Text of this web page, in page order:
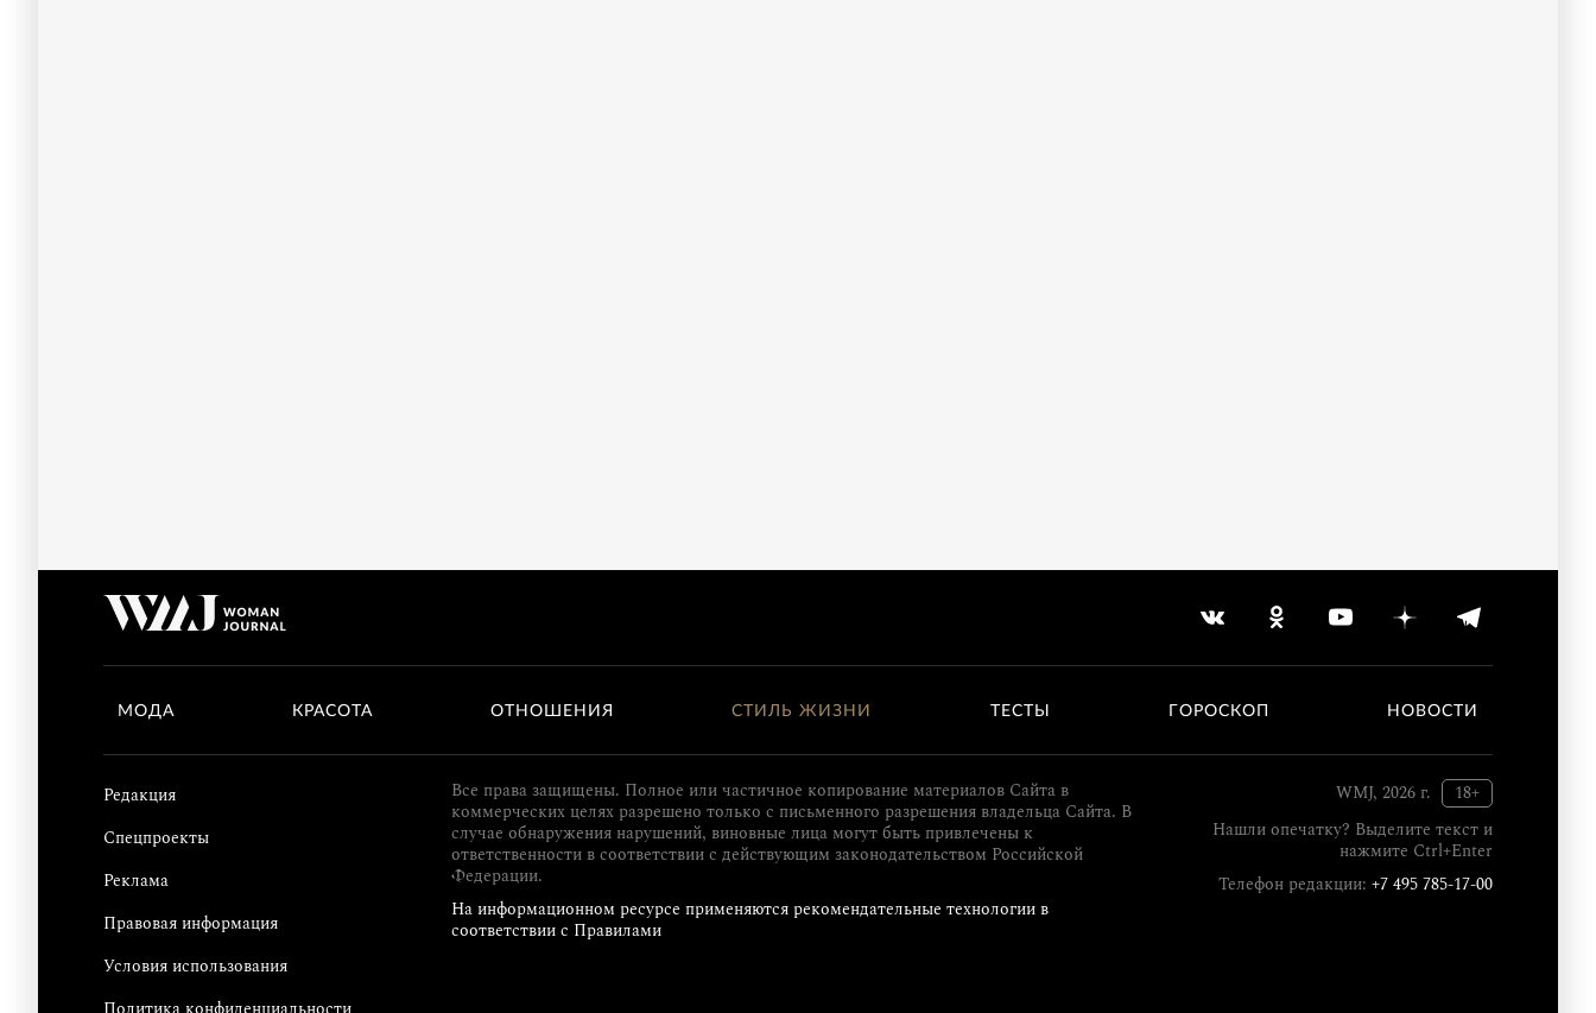
МОДА КРАСОТА ОТНОШЕНИЯ СТИЛЬ ЖИЗНИ ТЕСТЫ ГОРОСКОП НОВОСТИ
Редакция
Спецпроекты
Реклама
Правовая информация
Условия использования
WMJ, 2026 г.
18+
Нашли опечатку? Выделите текст и
нажмите Ctrl+Enter
Телефон редакции: +7 495 785-17-00
Все права защищены. Полное или частичное копирование материалов Сайта в
коммерческих целях разрешено только с письменного разрешения владельца Сайта. В
случае обнаружения нарушений, виновные лица могут быть привлечены к
ответственности в соответствии с действующим законодательством Российской
Федерации.
На информационном ресурсе применяются рекомендательные технологии в
соответствии с Правилами